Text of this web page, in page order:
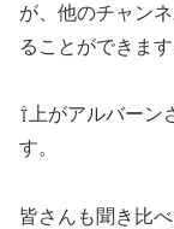
が、他のチャン
ることができます
⇧上がアルバーン
す。
皆さんも聞き比